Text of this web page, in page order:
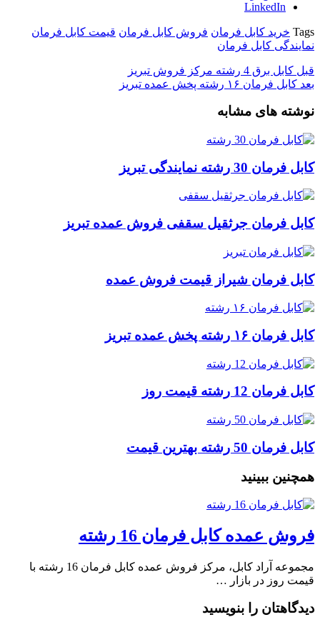
LinkedIn
Tags خرید کابل فرمان فروش کابل فرمان قیمت کابل فرمان
نمایندگی کابل فرمان
قبل کابل برق 4 رشته مرکز فروش تبریز
بعد کابل فرمان ۱۶ رشته پخش عمده تبریز
نوشته های مشابه
کابل فرمان 30 رشته نمایندگی تبریز
کابل فرمان جرثقیل سقفی فروش عمده تبریز
کابل فرمان شیراز قیمت فروش عمده
کابل فرمان ۱۶ رشته پخش عمده تبریز
کابل فرمان 12 رشته قیمت روز
کابل فرمان 50 رشته بهترین قیمت
همچنین ببینید
فروش عمده کابل فرمان 16 رشته
مجموعه آراد کابل، مرکز فروش عمده کابل فرمان 16 رشته با
قیمت روز در بازار …
دیدگاهتان را بنویسید